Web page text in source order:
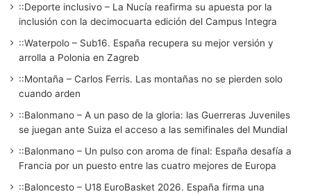
::Deporte inclusivo – La Nucía reafirma su apuesta por la
inclusión con la decimocuarta edición del Campus Integra
::Waterpolo – Sub16. España recupera su mejor versión y
arrolla a Polonia en Zagreb
::Montaña – Carlos Ferris. Las montañas no se pierden solo
cuando arden
::Balonmano – A un paso de la gloria: las Guerreras Juveniles
se juegan ante Suiza el acceso a las semifinales del Mundial
::Balonmano – Un pulso con aroma de final: España desafía a
Francia por un puesto entre las cuatro mejores de Europa
::Baloncesto – U18 EuroBasket 2026. España firma una